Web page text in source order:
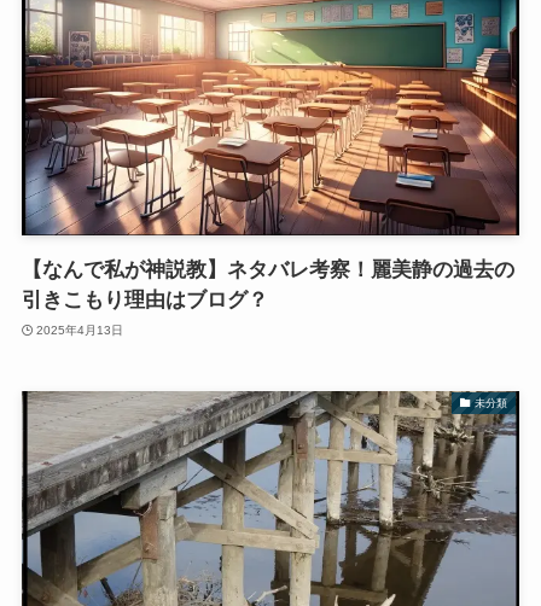
【なんで私が神説教】ネタバレ考察！麗美静の過去の
引きこもり理由はブログ？
2025年4月13日
未分類